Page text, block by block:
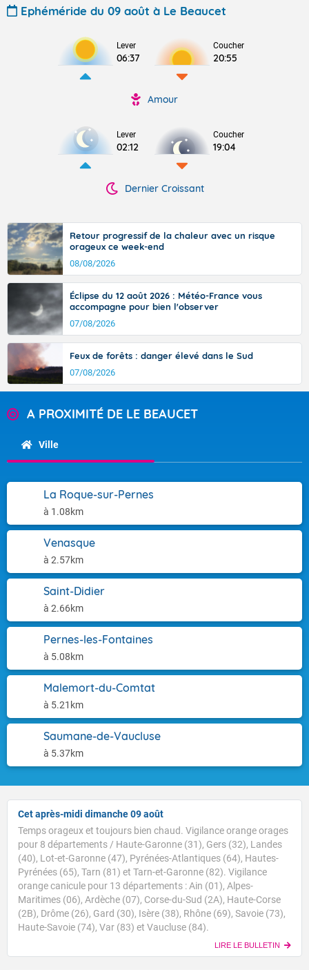
Ephéméride du 09 août à Le Beaucet
Lever
06:37
Coucher
20:55
Amour
Lever
02:12
Coucher
19:04
Dernier Croissant
Retour progressif de la chaleur avec un risque
orageux ce week-end
08/08/2026
Éclipse du 12 août 2026 : Météo-France vous
accompagne pour bien l'observer
07/08/2026
Feux de forêts : danger élevé dans le Sud
07/08/2026
A PROXIMITÉ DE LE BEAUCET
Ville
La Roque-sur-Pernes
à 1.08km
Venasque
à 2.57km
Saint-Didier
à 2.66km
Pernes-les-Fontaines
à 5.08km
Malemort-du-Comtat
à 5.21km
Saumane-de-Vaucluse
à 5.37km
Cet après-midi dimanche 09 août
Temps orageux et toujours bien chaud. Vigilance orange orages
pour 8 départements / Haute-Garonne (31), Gers (32), Landes
(40), Lot-et-Garonne (47), Pyrénées-Atlantiques (64), Hautes-
Pyrénées (65), Tarn (81) et Tarn-et-Garonne (82). Vigilance
orange canicule pour 13 départements : Ain (01), Alpes-
Maritimes (06), Ardèche (07), Corse-du-Sud (2A), Haute-Corse
(2B), Drôme (26), Gard (30), Isère (38), Rhône (69), Savoie (73),
Haute-Savoie (74), Var (83) et Vaucluse (84).
LIRE LE BULLETIN